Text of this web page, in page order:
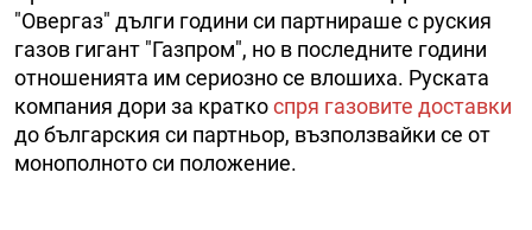
"Овергаз" дълги години си партнираше с руския
газов гигант "Газпром", но в последните години
отношенията им сериозно се влошиха. Руската
компания дори за краткоспря газовите доставки
до българския си партньор, възползвайки се от
монополното си положение.